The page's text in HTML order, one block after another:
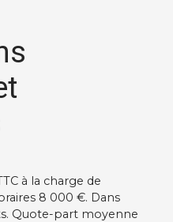
à la charge de
8 000 €. Dans
Quote-part moyenne